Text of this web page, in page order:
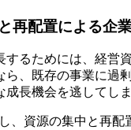
再配置による企
するためには、経営
ら、既存の事業に過
長機会を逃してし
、資源の集中と再配